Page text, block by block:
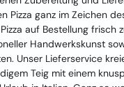
Pizza ganz im Zeichen
auf Bestellung frisch
Handwerkskunst
Unser Lieferservice
Teig mit einem